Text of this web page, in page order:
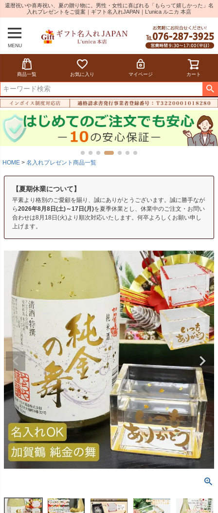
還暦祝いや喜寿祝い、夏の贈り物に。男性・女性に喜ばれる「もらって嬉しかった」名
入れプレゼントをご提案｜ギフト名入れJAPAN｜L'unica ルニカ 本店
MENU
商品一覧 お気に入り マイページ カート
HOME 名入れプレゼント商品一覧
【夏期休業について】
平素より格別のご愛顧を賜り、誠にありがとうございます。誠に勝手なが
ら2026年8月8日(土)～17日(月)を夏季休業とし、休業中のご注文・お問い
合わせは8月18日(火)より順次対応いたします。何卒よろしくお願い申し
上げます。